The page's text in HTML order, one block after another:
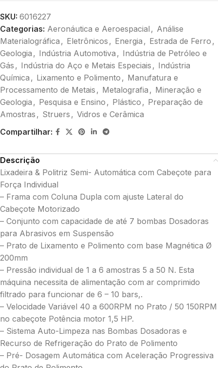
SKU: 6016227
Categorias: Aeronáutica e Aeroespacial , Análise
Materialográfica , Eletrônicos , Energia , Estrada de Ferro ,
Geologia , Indústria Automotiva , Indústria de Petróleo e
Gás , Indústria do Aço e Metais Especiais , Indústria
Química , Lixamento e Polimento , Manufatura e
Processamento de Metais , Metalografia , Mineração e
Geologia , Pesquisa e Ensino , Plástico , Preparação de
Amostras , Struers , Vidros e Cerâmica
Compartilhar:
Descrição
Lixadeira & Politriz Semi- Automática com Cabeçote para
Força Individual
– Frama com Coluna Dupla com ajuste Lateral do
Cabeçote Motorizado
– Conjunto com capacidade de até 7 bombas Dosadoras
para Abrasivos em Suspensão
– Prato de Lixamento e Polimento com base Magnética Ø
200mm
– Pressão individual de 1 a 6 amostras 5 a 50 N. Esta
máquina necessita de alimentação com ar comprimido
filtrado para funcionar de 6 – 10 bars,.
– Velocidade Variável 40 a 600RPM no Prato / 50 150RPM
no cabeçote Potência motor 1,5 HP.
– Sistema Auto-Limpeza nas Bombas Dosadoras e
Recurso de Refrigeração do Prato de Polimento
– Pré- Dosagem Automática com Aceleração Progressiva